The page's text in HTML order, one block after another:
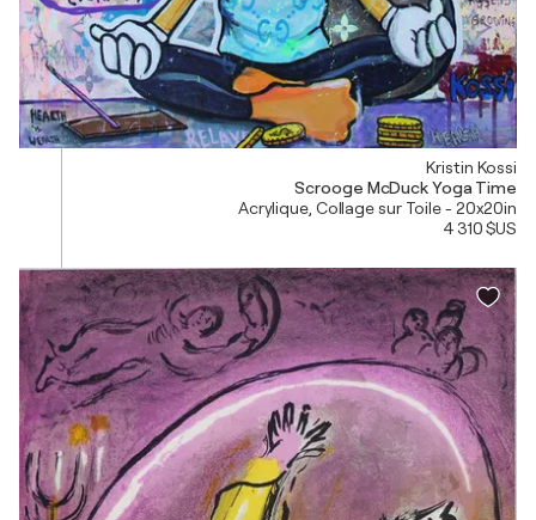
Kristin Kossi
Scrooge McDuck Yoga Time
Acrylique, Collage sur Toile - 20x20in
4 310 $US